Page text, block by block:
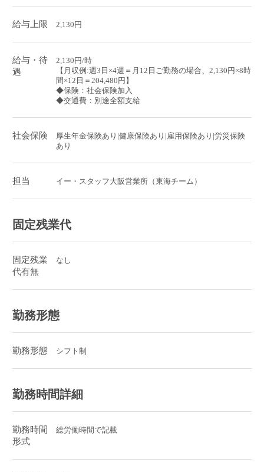
給与上限 2,130円
給与・待
遇
2,130円/時
【月収例:週3日×4週＝月12日ご勤務の場合、2,130円×8時
間×12日＝204,480円】
◆保険：社会保険加入
◆交通費：別途全額支給
社会保険
厚生年金保険あり|健康保険あり|雇用保険あり|労災保険
あり
担当 イー・スタッフ大阪営業所（東海チーム）
固定残業代
固定残業
代有無
なし
勤務形態
勤務形態 シフト制
勤務時間詳細
勤務時間
形式
総労働時間で記載